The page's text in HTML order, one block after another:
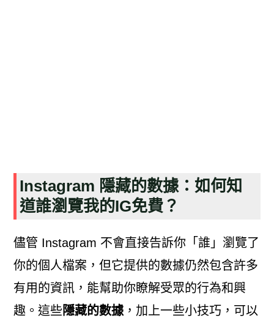
Instagram 隱藏的數據：如何知
道誰瀏覽我的IG免費？
儘管 Instagram 不會直接告訴你「誰」瀏覽了
你的個人檔案，但它提供的數據仍然包含許多
有用的資訊，能幫助你瞭解受眾的行為和興
趣。這些隱藏的數據，加上一些小技巧，可以